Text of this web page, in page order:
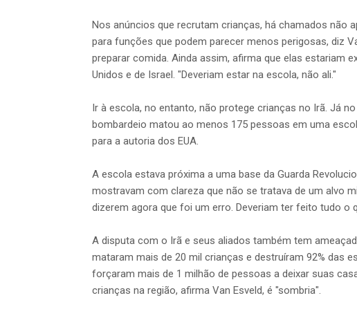
Nos anúncios que recrutam crianças, há chamados não
para funções que podem parecer menos perigosas, diz
preparar comida. Ainda assim, afirma que elas estariam
Unidos e de Israel. "Deveriam estar na escola, não ali."
Ir à escola, no entanto, não protege crianças no Irã. Já
bombardeio matou ao menos 175 pessoas em uma
para a autoria dos EUA.
A escola estava próxima a uma base da Guarda
mostravam com clareza que não se tratava de um alvo
dizerem agora que foi um erro. Deveriam ter feito tudo o
A disputa com o Irã e seus aliados também tem
mataram mais de 20 mil crianças e destruíram 92% das
forçaram mais de 1 milhão de pessoas a deixar suas
crianças na região, afirma Van Esveld, é "sombria".